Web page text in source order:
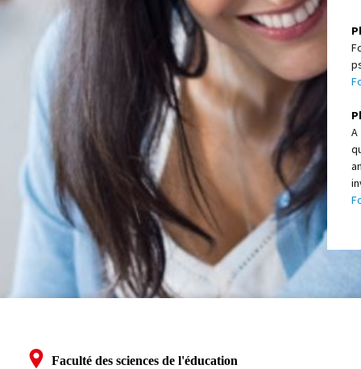
Faculté des sciences de l'éducation